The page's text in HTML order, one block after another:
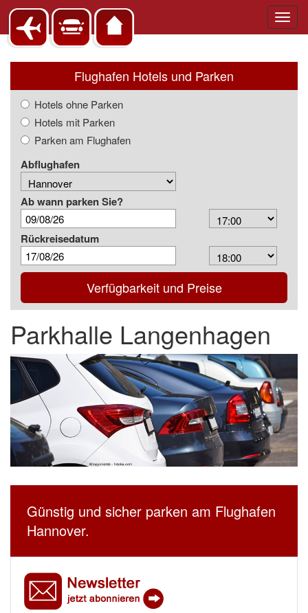
Flughafen Hotels und Parken
Hotels ohne Parken
Hotels mit Parken
Parken am Flughafen
Abflughafen
Ab wann parken Sie?
Arrival
Time
Rückreisedatum
Depart
Time
Verfügbarkeit und Preise
Parkhalle Langenhagen
Günstig und sicher parken am Flughafen
Hannover.